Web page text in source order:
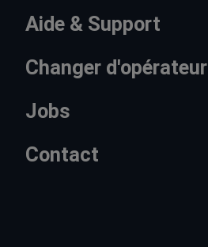
Aide & Support
Changer d'opérateur
Jobs
Contact